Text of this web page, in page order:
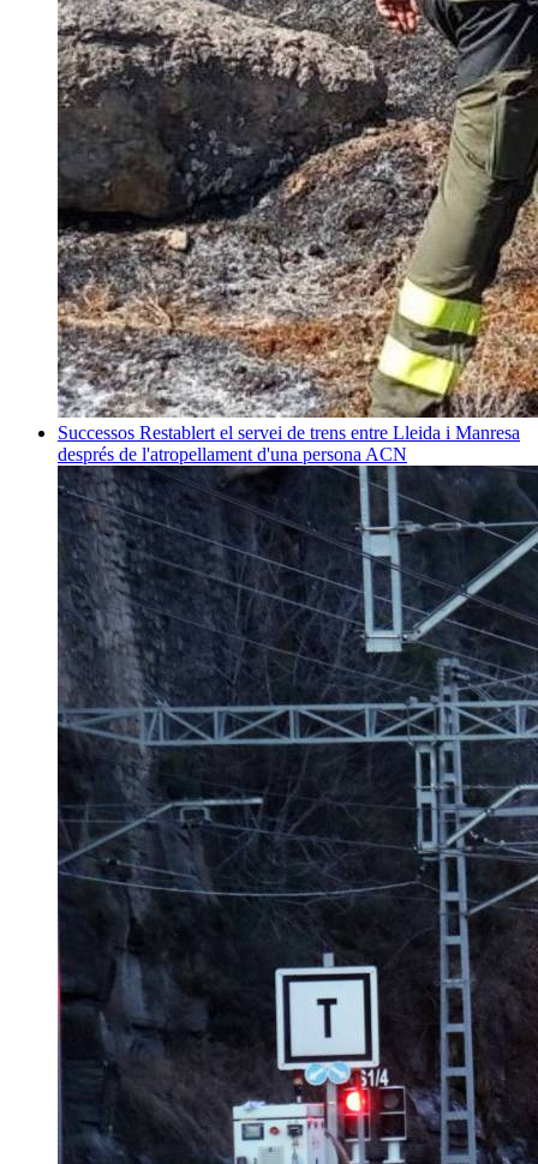
Successos Restablert el servei de trens entre Lleida i Manresa
després de l'atropellament d'una persona ACN